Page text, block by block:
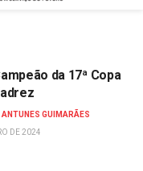
da 17ª Copa
ANTUNES GUIMARÃES
DE 2024